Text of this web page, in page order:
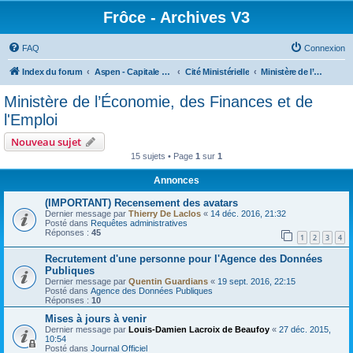
Frôce - Archives V3
FAQ Connexion
Index du forum Aspen - Capitale de la Frôce Cité Ministérielle Ministère de l’Économie, des Finances et de l'Emploi
Ministère de l’Économie, des Finances et de
l'Emploi
Nouveau sujet
15 sujets • Page 1 sur 1
Annonces
(IMPORTANT) Recensement des avatars
Dernier message par Thierry De Laclos « 14 déc. 2016, 21:32
Posté dans Requêtes administratives
Réponses : 45 1 2 3 4
Recrutement d'une personne pour l'Agence des Données
Publiques
Dernier message par Quentin Guardians « 19 sept. 2016, 22:15
Posté dans Agence des Données Publiques
Réponses : 10
Mises à jours à venir
Dernier message par Louis-Damien Lacroix de Beaufoy « 27 déc. 2015,
10:54
Posté dans Journal Officiel